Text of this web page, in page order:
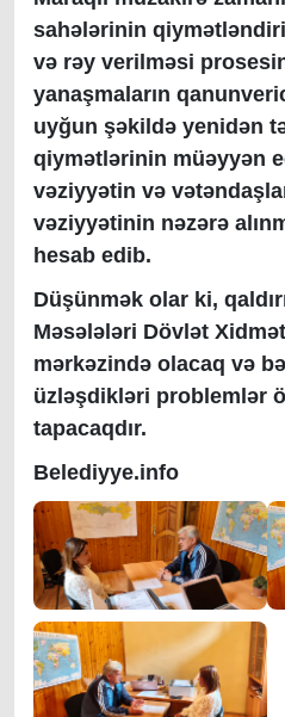
sahələrinin
və rəy verilməsi
yanaşmaların
uyğun şəkildə yenidən
qiymətlərinin müəyyən
vəziyyətin və
vəziyyətinin nəzərə
hesab edib.
Düşünmək olar ki,
Məsələləri Dövlət
mərkəzində olacaq və
üzləşdikləri problemlər
tapacaqdır.
Belediyye.info